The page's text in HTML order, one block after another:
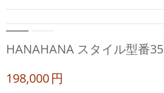
HANAHANA スタイル型番
198,000円